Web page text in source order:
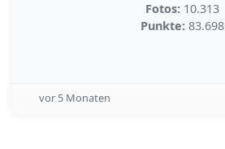
Fotos: 10.313
Punkte: 83.698
vor 5 Monaten